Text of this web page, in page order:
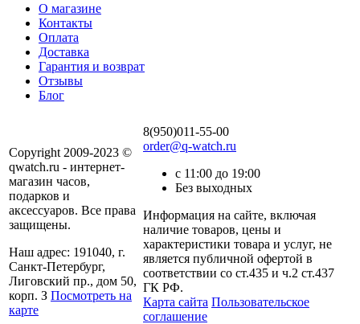
О магазине
Контакты
Оплата
Доставка
Гарантия и возврат
Отзывы
Блог
Copyright 2009-2023 ©
qwatch.ru - интернет-
магазин часов,
подарков и
аксессуаров. Все права
защищены.
Наш адрес: 191040, г.
Санкт-Петербург,
Лиговский пр., дом 50,
корп. З Посмотреть на
карте
8(950)011-55-00
order@q-watch.ru
с 11:00 до 19:00
Без выходных
Информация на сайте, включая
наличие товаров, цены и
характеристики товара и услуг, не
является публичной офертой в
соответствии со ст.435 и ч.2 ст.437
ГК РФ.
Карта сайта Пользовательское
соглашение